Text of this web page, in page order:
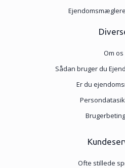
Om os
Sådan bruger du
Er du
Ofte stillede